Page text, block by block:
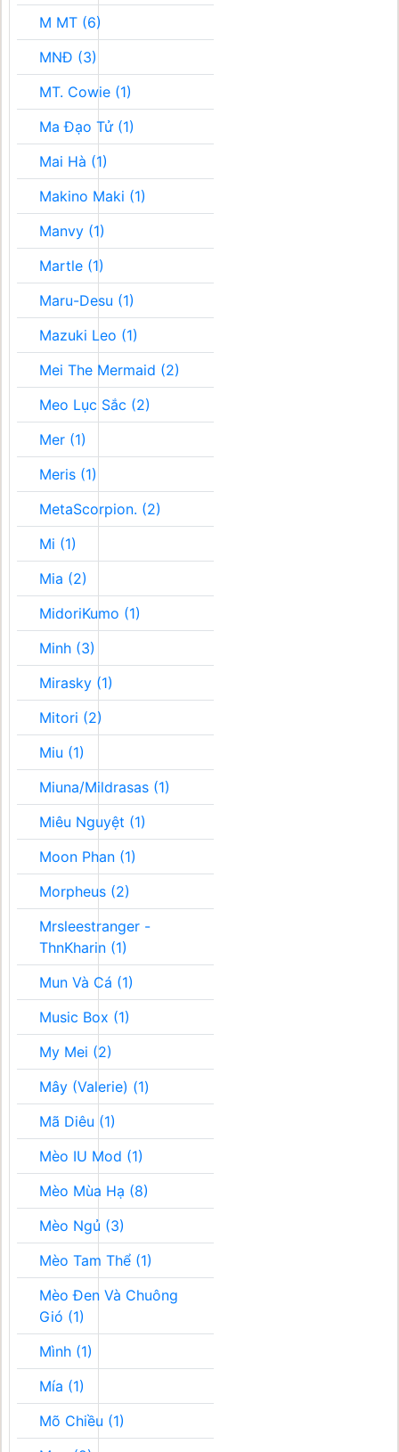
M MT (6)
MNĐ (3)
MT. Cowie (1)
Ma Đạo Tử (1)
Mai Hà (1)
Makino Maki (1)
Manvy (1)
Martle (1)
Maru-Desu (1)
Mazuki Leo (1)
Mei The Mermaid (2)
Meo Lục Sắc (2)
Mer (1)
Meris (1)
MetaScorpion. (2)
Mi (1)
Mia (2)
MidoriKumo (1)
Minh (3)
Mirasky (1)
Mitori (2)
Miu (1)
Miuna/Mildrasas (1)
Miêu Nguyệt (1)
Moon Phan (1)
Morpheus (2)
Mrsleestranger -
ThnKharin (1)
Mun Và Cá (1)
Music Box (1)
My Mei (2)
Mây (Valerie) (1)
Mã Diêu (1)
Mèo IU Mod (1)
Mèo Mùa Hạ (8)
Mèo Ngủ (3)
Mèo Tam Thể (1)
Mèo Đen Và Chuông
Gió (1)
Mình (1)
Mía (1)
Mõ Chiều (1)